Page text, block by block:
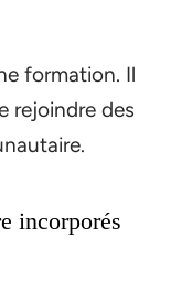
formation. Il
rejoindre des
incorporés